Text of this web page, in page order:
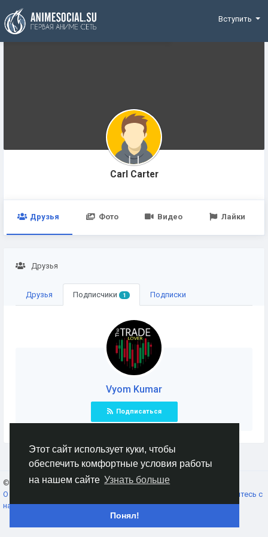
Этот сайт использует куки, чтобы
обеспечить комфортные условия работы
на нашем сайте Узнать больше
Понял!
Funding
Вступить
Carl Carter
Друзья Фото Видео Лайки
Друзья
Друзья Подписчики 1 Подписки
Vyom Kumar
Подписаться
© 2026 AnimeSocial.SU - Первая аниме сеть!
О нас
Свяжитесь с
нами
Каталог